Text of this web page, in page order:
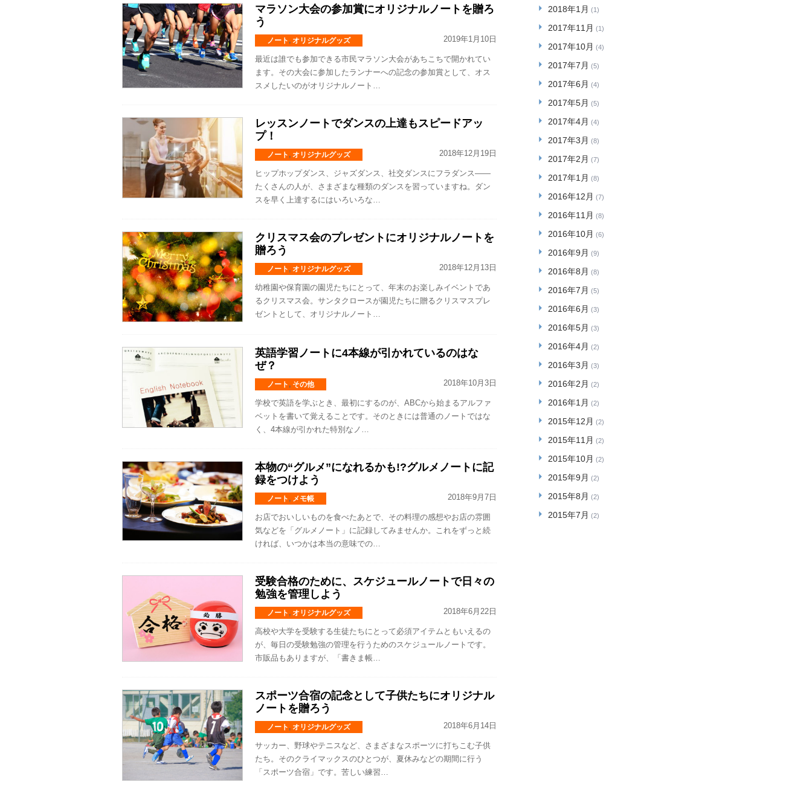
マラソン大会の参加賞にオリジナルノートを贈ろ
う
ノート, オリジナルグッズ 2019年1月10日
最近は誰でも参加できる市民マラソン大会があちこちで開かれてい
ます。その大会に参加したランナーへの記念の参加賞として、オス
スメしたいのがオリジナルノート…
レッスンノートでダンスの上達もスピードアッ
プ！
ノート, オリジナルグッズ 2018年12月19日
ヒップホップダンス、ジャズダンス、社交ダンスにフラダンス――
たくさんの人が、さまざまな種類のダンスを習っていますね。ダン
スを早く上達するにはいろいろな…
クリスマス会のプレゼントにオリジナルノートを
贈ろう
ノート, オリジナルグッズ 2018年12月13日
幼稚園や保育園の園児たちにとって、年末のお楽しみイベントであ
るクリスマス会。サンタクロースが園児たちに贈るクリスマスプレ
ゼントとして、オリジナルノート…
英語学習ノートに4本線が引かれているのはな
ぜ？
ノート, その他 2018年10月3日
学校で英語を学ぶとき、最初にするのが、ABCから始まるアルファ
ベットを書いて覚えることです。そのときには普通のノートではな
く、4本線が引かれた特別なノ…
本物の“グルメ”になれるかも!?グルメノートに記
録をつけよう
ノート, メモ帳 2018年9月7日
お店でおいしいものを食べたあとで、その料理の感想やお店の雰囲
気などを「グルメノート」に記録してみませんか。これをずっと続
ければ、いつかは本当の意味での…
受験合格のために、スケジュールノートで日々の
勉強を管理しよう
ノート, オリジナルグッズ 2018年6月22日
高校や大学を受験する生徒たちにとって必須アイテムともいえるの
が、毎日の受験勉強の管理を行うためのスケジュールノートです。
市販品もありますが、「書きま帳…
スポーツ合宿の記念として子供たちにオリジナル
ノートを贈ろう
ノート, オリジナルグッズ 2018年6月14日
サッカー、野球やテニスなど、さまざまなスポーツに打ちこむ子供
たち。そのクライマックスのひとつが、夏休みなどの期間に行う
「スポーツ合宿」です。苦しい練習…
2018年1月 (1)
2017年11月 (1)
2017年10月 (4)
2017年7月 (5)
2017年6月 (4)
2017年5月 (5)
2017年4月 (4)
2017年3月 (8)
2017年2月 (7)
2017年1月 (8)
2016年12月 (7)
2016年11月 (8)
2016年10月 (6)
2016年9月 (9)
2016年8月 (8)
2016年7月 (5)
2016年6月 (3)
2016年5月 (3)
2016年4月 (2)
2016年3月 (3)
2016年2月 (2)
2016年1月 (2)
2015年12月 (2)
2015年11月 (2)
2015年10月 (2)
2015年9月 (2)
2015年8月 (2)
2015年7月 (2)